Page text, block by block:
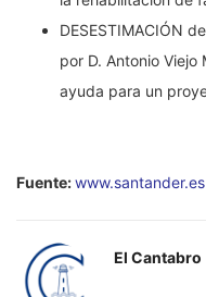
DESESTIMACIÓN
por D. Antonio
ayuda para un
Fuente:www.santander.es
El Cantabro